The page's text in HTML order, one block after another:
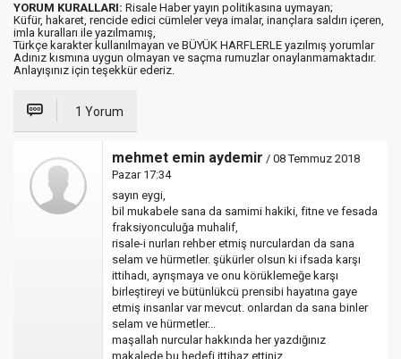
YORUM KURALLARI: Risale Haber yayın politikasına uymayan;
Küfür, hakaret, rencide edici cümleler veya imalar, inançlara saldırı içeren,
imla kuralları ile yazılmamış,
Türkçe karakter kullanılmayan ve BÜYÜK HARFLERLE yazılmış yorumlar
Adınız kısmına uygun olmayan ve saçma rumuzlar onaylanmamaktadır.
Anlayışınız için teşekkür ederiz.
1 Yorum
mehmet emin aydemir / 08 Temmuz 2018
Pazar 17:34
sayın eygi,
bil mukabele sana da samimi hakiki, fitne ve fesada
fraksiyonculuğa muhalif,
risale-i nurları rehber etmiş nurculardan da sana
selam ve hürmetler. şükürler olsun ki ifsada karşı
ittihadı, ayrışmaya ve onu körüklemeğe karşı
birleştireyi ve bütünlükcü prensibi hayatına gaye
etmiş insanlar var mevcut. onlardan da sana binler
selam ve hürmetler...
maşallah nurcular hakkında her yazdığınız
makalede bu hedefi ittihaz ettiniz.